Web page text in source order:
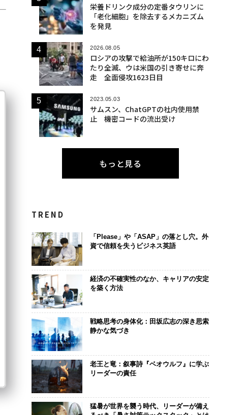
栄養ドリンク成分の定番タウリンに
「老化細胞」を除去するメカニズム
を発見
2026.08.05
ロシアの攻撃で給油所が150キロにわ
たり全滅、ウは米国の引き寄せに奔
走 全面侵攻1623日目
2023.05.03
サムスン、ChatGPTの社内使用禁
止 機密コードの流出受け
もっと見る
TREND
「Please」や「ASAP」の落とし穴。外
資で信頼を失うビジネス英語
経済の不確実性のなか、キャリアの安定
を築く方法
戦略思考の身体化：田坂広志の深き思索
静かな気づき
老王と竜：叙事詩『ベオウルフ』に学ぶ
リーダーの責任
猛暑が世界を襲う時代、リーダーが備え